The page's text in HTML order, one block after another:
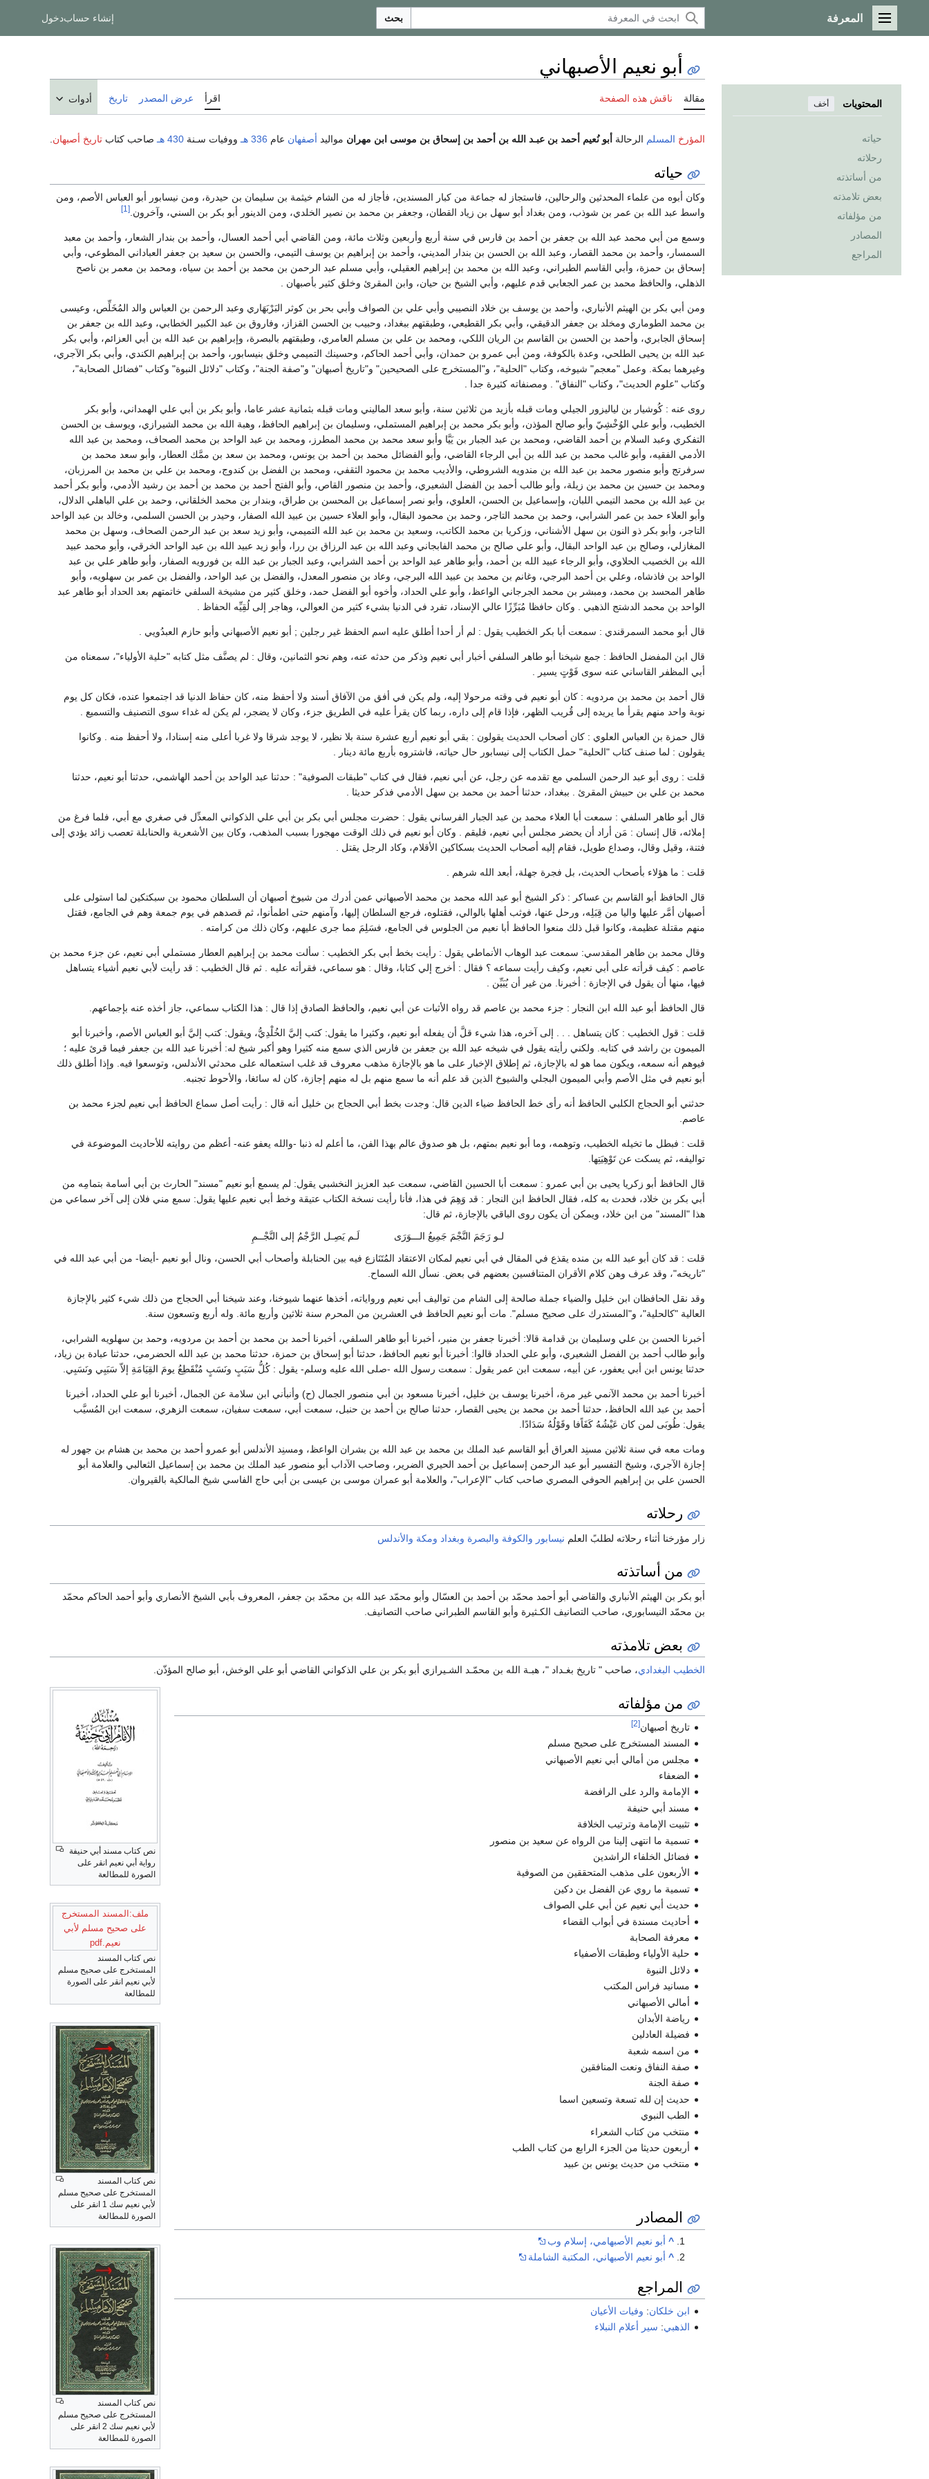
القائمة الرئيسية
المعرفة بحث إنشاء حسابدخول
المحتويات أخف
حياته
رحلاته
من أساتذته
بعض تلامذته
من مؤلفاته
المصادر
المراجع
أبو نعيم الأصبهاني
مقالة ناقش هذه الصفحة اقرأ عرض المصدر تاريخ أدوات
المؤرخ المسلم الرحالة أبو نُعيم أحمد بن عبـد الله بن أحمد بن إسحاق بن موسى ابن مهران مواليد أصفهان عام 336 هـ ووفيات سـنة 430 هـ صاحب كتاب تاريخ أصبهان
حياته
وكان أبوه من علماء المحدثين والرحالين، فاستجاز له جماعة من كبار المسندين، فأجاز له من الشام خيثمة بن سليمان بن حيدرة، ومن نيسابور أبو العباس الأصم، ومن
واسط عبد الله بن عمر بن شوذب، ومن بغداد أبو سهل بن زياد القطان، وجعفر بن محمد بن نصير الخلدي، ومن الدينور أبو بكر بن السني، وآخرون.[1]
وسمع من أبي محمد عبد الله بن جعفر بن أحمد بن فارس في سنة أربع وأربعين وثلاث مائة، ومن القاضي أبي أحمد العسال، وأحمد بن بندار الشعار، وأحمد بن معبد
السمسار، وأحمد بن محمد القصار، وعبد الله بن الحسن بن بندار المديني، وأحمد بن إبراهيم بن يوسف التيمي، والحسن بن سعيد بن جعفر العباداني المطوعي، وأبي
إسحاق بن حمزة، وأبي القاسم الطبراني، وعبد الله بن محمد بن إبراهيم العقيلي، وأبي مسلم عبد الرحمن بن محمد بن أحمد بن سياه، ومحمد بن معمر بن ناصح
الذهلي، والحافظ محمد بن عمر الجعابي قدم عليهم، وأبي الشيخ بن حيان، وابن المقرئ وخلق كثير بأصبهان .
ومن أبي بكر بن الهيثم الأنباري، وأحمد بن يوسف بن خلاد النصيبي وأبي علي بن الصواف وأبي بحر بن كوثر البَرْبَهَاري وعبد الرحمن بن العباس والد المُخَلِّص، وعيسى
بن محمد الطوماري ومخلد بن جعفر الدقيقي، وأبي بكر القطيعي، وطبقتهم ببغداد، وحبيب بن الحسن القزاز، وفاروق بن عبد الكبير الخطابي، وعبد الله بن جعفر بن
إسحاق الجابري، وأحمد بن الحسن بن القاسم بن الريان اللكي، ومحمد بن علي بن مسلم العامري، وطبقتهم بالبصرة، وإبراهيم بن عبد الله بن أبي العزائم، وأبي بكر
عبد الله بن يحيى الطلحي، وعدة بالكوفة، ومن أبي عمرو بن حمدان، وأبي أحمد الحاكم، وحسينك التميمي وخلق بنيسابور، وأحمد بن إبراهيم الكندي، وأبي بكر الآجري،
وغيرهما بمكة. وعمل "معجم" شيوخه، وكتاب "الحلية"، و"المستخرج على الصحيحين" و"تاريخ أصبهان" و"صفة الجنة"، وكتاب "دلائل النبوة" وكتاب "فضائل الصحابة"،
وكتاب "علوم الحديث"، وكتاب "النفاق" . ومصنفاته كثيرة جدا .
روى عنه : كُوشيار بن لياليزور الجيلي ومات قبله بأزيد من ثلاثين سنة، وأبو سعد الماليني ومات قبله بثمانية عشر عاما، وأبو بكر بن أبي علي الهمداني، وأبو بكر
الخطيب، وأبو علي الوُخْشِيّ وأبو صالح المؤذن، وأبو بكر محمد بن إبراهيم المستملي، وسليمان بن إبراهيم الحافظ، وهبة الله بن محمد الشيرازي، ويوسف بن الحسن
التفكري وعبد السلام بن أحمد القاضي، ومحمد بن عبد الجبار بن يَيَّا وأبو سعد محمد بن محمد المطرز، ومحمد بن عبد الواحد بن محمد الصحاف، ومحمد بن عبد الله
الأدمي الفقيه، وأبو غالب محمد بن عبد الله بن أبي الرجاء القاضي، وأبو الفضائل محمد بن أحمد بن يونس، ومحمد بن سعد بن ممَّك العطار، وأبو سعد محمد بن
سرفرتج وأبو منصور محمد بن عبد الله بن مندويه الشروطي، والأديب محمد بن محمود الثقفي، ومحمد بن الفضل بن كندوج، ومحمد بن علي بن محمد بن المرزبان،
ومحمد بن حسين بن محمد بن زيلة، وأبو طالب أحمد بن الفضل الشعيري، وأحمد بن منصور القاص، وأبو الفتح أحمد بن محمد بن أحمد بن رشيد الأدمي، وأبو بكر أحمد
بن عبد الله بن محمد التيمي اللبان، وإسماعيل بن الحسن، العلوي، وأبو نصر إسماعيل بن المحسن بن طراق، وبندار بن محمد الخلقاني، وحمد بن علي الباهلي الدلال،
وأبو العلاء حمد بن عمر الشرابي، وحمد بن محمد التاجر، وحمد بن محمود البقال، وأبو العلاء حسين بن عبيد الله الصفار، وحيدر بن الحسن السلمي، وخالد بن عبد الواحد
التاجر، وأبو بكر ذو النون بن سهل الأشناني، وزكريا بن محمد الكاتب، وسعيد بن محمد بن عبد الله التميمي، وأبو زيد سعد بن عبد الرحمن الصحاف، وسهل بن محمد
المغازلي، وصالح بن عبد الواحد البقال، وأبو علي صالح بن محمد الفابجاني وعبد الله بن عبد الرزاق بن ررا، وأبو زيد عبيد الله بن عبد الواحد الخرقي، وأبو محمد عبيد
الله بن الخصيب الحلاوي، وأبو الرجاء عبيد الله بن أحمد، وأبو طاهر عبد الواحد بن أحمد الشرابي، وعبد الجبار بن عبد الله بن فورويه الصفار، وأبو طاهر علي بن عبد
الواحد بن فاذشاه، وعلي بن أحمد البرجي، وغانم بن محمد بن عبيد الله البرجي، وعاد بن منصور المعدل، والفضل بن عبد الواحد، والفضل بن عمر بن سهلويه، وأبو
طاهر المحسد بن محمد، ومبشر بن محمد الجرجاني الواعظ، وأبو علي الحداد، وأخوه أبو الفضل حمد، وخلق كثير من مشيخة السلفي خاتمتهم بعد الحداد أبو طاهر عبد
الواحد بن محمد الدشتج الذهبي . وكان حافظا مُبَرِّزًا عالي الإسناد، تفرد في الدنيا بشيء كثير من العوالي، وهاجر إلى لُقِيِّه الحفاظ .
قال أبو محمد السمرقندي : سمعت أبا بكر الخطيب يقول : لم أر أحدا أطلق عليه اسم الحفظ غير رجلين ; أبو نعيم الأصبهاني وأبو حازم العبدُويي .
قال ابن المفضل الحافظ : جمع شيخنا أبو طاهر السلفي أخبار أبي نعيم وذكر من حدثه عنه، وهم نحو الثمانين، وقال : لم يصنَّف مثل كتابه "حلية الأولياء"، سمعناه من
أبي المظفر القاساني عنه سوى فَوْتٍ يسير .
قال أحمد بن محمد بن مردويه : كان أبو نعيم في وقته مرحولا إليه، ولم يكن في أفق من الآفاق أسند ولا أحفظ منه، كان حفاظ الدنيا قد اجتمعوا عنده، فكان كل يوم
نوبة واحد منهم يقرأ ما يريده إلى قُريب الظهر، فإذا قام إلى داره، ربما كان يقرأ عليه في الطريق جزء، وكان لا يضجر، لم يكن له غداء سوى التصنيف والتسميع .
قال حمزة بن العباس العلوي : كان أصحاب الحديث يقولون : بقي أبو نعيم أربع عشرة سنة بلا نظير، لا يوجد شرقا ولا غربا أعلى منه إسنادا، ولا أحفظ منه . وكانوا
يقولون : لما صنف كتاب "الحلية" حمل الكتاب إلى نيسابور حال حياته، فاشتروه بأربع مائة دينار .
قلت : روى أبو عبد الرحمن السلمي مع تقدمه عن رجل، عن أبي نعيم، فقال في كتاب "طبقات الصوفية" : حدثنا عبد الواحد بن أحمد الهاشمي، حدثنا أبو نعيم، حدثنا
محمد بن علي بن حبيش المقرئ . ببغداد، حدثنا أحمد بن محمد بن سهل الأدمي فذكر حديثا .
قال أبو طاهر السلفي : سمعت أبا العلاء محمد بن عبد الجبار الفرساني يقول : حضرت مجلس أبي بكر بن أبي علي الذكواني المعدِّل في صغري مع أبي، فلما فرغ من
إملائه، قال إنسان : مَن أراد أن يحضر مجلس أبي نعيم، فليقم . وكان أبو نعيم في ذلك الوقت مهجورا بسبب المذهب، وكان بين الأشعرية والحنابلة تعصب زائد يؤدي إلى
فتنة، وقيل وقال، وصداع طويل، فقام إليه أصحاب الحديث بسكاكين الأقلام، وكاد الرجل يقتل .
قلت : ما هؤلاء بأصحاب الحديث، بل فجرة جهلة، أبعد الله شرهم .
قال الحافظ أبو القاسم بن عساكر : ذكر الشيخ أبو عبد الله محمد بن محمد الأصبهاني عمن أدرك من شيوخ أصبهان أن السلطان محمود بن سبكتكين لما استولى على
أصبهان أمَّر عليها واليا من قِبَلِه، ورحل عنها، فوثب أهلها بالوالي، فقتلوه، فرجع السلطان إليها، وآمنهم حتى اطمأنوا، ثم قصدهم في يوم جمعة وهم في الجامع، فقتل
منهم مقتلة عظيمة، وكانوا قبل ذلك منعوا الحافظ أبا نعيم من الجلوس في الجامع، فسَلِمَ مما جرى عليهم، وكان ذلك من كرامته .
وقال محمد بن طاهر المقدسي: سمعت عبد الوهاب الأنماطي يقول : رأيت بخط أبي بكر الخطيب : سألت محمد بن إبراهيم العطار مستملي أبي نعيم، عن جزء محمد بن
عاصم : كيف قرأته على أبي نعيم، وكيف رأيت سماعه ؟ فقال : أخرج إلي كتابا، وقال : هو سماعي، فقرأته عليه . ثم قال الخطيب : قد رأيت لأبي نعيم أشياء يتساهل
فيها، منها أن يقول في الإجازة : أخبرنا. من غير أن يُبَيِّن .
قال الحافظ أبو عبد الله ابن النجار : جزء محمد بن عاصم قد رواه الأثبات عن أبي نعيم، والحافظ الصادق إذا قال : هذا الكتاب سماعي، جاز أخذه عنه بإجماعهم.
قلت : قول الخطيب : كان يتساهل . . . إلى آخره، هذا شيء قلَّ أن يفعله أبو نعيم، وكثيرا ما يقول: كتب إليَّ الخُلْدِيُّ، ويقول: كتب إليَّ أبو العباس الأصم، وأخبرنا أبو
الميمون بن راشد في كتابه. ولكني رأيته يقول في شيخه عبد الله بن جعفر بن فارس الذي سمع منه كثيرا وهو أكبر شيخ له: أخبرنا عبد الله بن جعفر فيما قرئ عليه ؛
فيوهم أنه سمعه، ويكون مما هو له بالإجازة، ثم إطلاق الإخبار على ما هو بالإجازة مذهب معروف قد غلب استعماله على محدثي الأندلس، وتوسعوا فيه. وإذا أطلق ذلك
أبو نعيم في مثل الأصم وأبي الميمون البجلي والشيوخ الذين قد علم أنه ما سمع منهم بل له منهم إجازة، كان له سائغا، والأحوط تجنبه.
حدثني أبو الحجاج الكلبي الحافظ أنه رأى خط الحافظ ضياء الدين قال: وجدت بخط أبي الحجاج بن خليل أنه قال : رأيت أصل سماع الحافظ أبي نعيم لجزء محمد بن
عاصم.
قلت : فبطل ما تخيله الخطيب، وتوهمه، وما أبو نعيم بمتهم، بل هو صدوق عالم بهذا الفن، ما أعلم له ذنبا -والله يعفو عنه- أعظم من روايته للأحاديث الموضوعة في
تواليفه، ثم يسكت عن تَوْهِيَتِها.
قال الحافظ أبو زكريا يحيى بن أبي عمرو : سمعت أبا الحسين القاضي، سمعت عبد العزيز النخشبي يقول: لم يسمع أبو نعيم "مسند" الحارث بن أبي أسامة بتمامِه من
أبي بكر بن خلاد، فحدث به كله، فقال الحافظ ابن النجار : قد وَهِمَ في هذا، فأنا رأيت نسخة الكتاب عتيقة وخط أبي نعيم عليها يقول: سمع مني فلان إلى آخر سماعي من
هذا "المسند" من ابن خلاد، ويمكن أن يكون روى الباقي بالإجازة، ثم قال:
لـو رَجَمَ النَّجْمَ جَمِيعُ الـــوَرَى
لَـم يَصِـل الرَّجْمُ إلى النَّجْــمِ
قلت : قد كان أبو عبد الله بن منده يقذع في المقال في أبي نعيم لمكان الاعتقاد المُتَنَازع فيه بين الحنابلة وأصحاب أبي الحسن، ونال أبو نعيم -أيضا- من أبي عبد الله في
"تاريخه"، وقد عرف وهن كلام الأقران المتنافسين بعضهم في بعض. نسأل الله السماح.
وقد نقل الحافظان ابن خليل والضياء جملة صالحة إلى الشام من تواليف أبي نعيم ورواياته، أخذها عنهما شيوخنا، وعند شيخنا أبي الحجاج من ذلك شيء كثير بالإجازة
العالية "كالحلية"، و"المستدرك على صحيح مسلم". مات أبو نعيم الحافظ في العشرين من المحرم سنة ثلاثين وأربع مائة. وله أربع وتسعون سنة.
أخبرنا الحسن بن علي وسليمان بن قدامة قالا: أخبرنا جعفر بن منير، أخبرنا أبو طاهر السلفي، أخبرنا أحمد بن محمد بن أحمد بن مردويه، وحمد بن سهلويه الشرابي،
وأبو طالب أحمد بن الفضل الشعيري، وأبو علي الحداد قالوا: أخبرنا أبو نعيم الحافظ، حدثنا أبو إسحاق بن حمزة، حدثنا محمد بن عبد الله الحضرمي، حدثنا عبادة بن زياد،
حدثنا يونس ابن أبي يعفور، عن أبيه، سمعت ابن عمر يقول : سمعت رسول الله -صلى الله عليه وسلم- يقول : كُلُّ سَبَبٍ ونَسَبٍ مُنْقَطِعُ يومَ القِيَامَةِ إلاّ سَبَبِي ونَسَبِي.
أخبرنا أحمد بن محمد الآنمي غير مرة، أخبرنا يوسف بن خليل، أخبرنا مسعود بن أبي منصور الجمال (ح) وأنبأني ابن سلامة عن الجمال، أخبرنا أبو علي الحداد، أخبرنا
أحمد بن عبد الله الحافظ، حدثنا أحمد بن محمد بن يحيى القصار، حدثنا صالح بن أحمد بن حنبل، سمعت أبي، سمعت سفيان، سمعت الزهري، سمعت ابن المُسيَّب
يقول: طُوبَى لمن كان عَيْشُهُ كَفَاًفا وقَوْلُهُ سَدَادًا.
ومات معه في سنة ثلاثين مسنِد العراق أبو القاسم عبد الملك بن محمد بن عبد الله بن بشران الواعظ، ومسنِد الأندلس أبو عمرو أحمد بن محمد بن هشام بن جهور له
إجازة الآجري، وشيخ التفسير أبو عبد الرحمن إسماعيل بن أحمد الحيري الضرير، وصاحب الآداب أبو منصور عبد الملك بن محمد بن إسماعيل الثعالبي والعلامة أبو
الحسن علي بن إبراهيم الحوفي المصري صاحب كتاب "الإعراب"، والعلامة أبو عمران موسى بن عيسى بن أبي حاج الفاسي شيخ المالكية بالقيروان.
رحلاته
زار مؤرخنا أثناء رحلاته لطلبً العلم نيسابور والكوفة والبصرة وبغداد ومكة والأندلس
من أساتذته
أبو بكر بن الهيثم الأنباري والقاضي أبو أحمد محمّد بن أحمد بن العسّال وأبو محمّد عبد الله بن محمّد بن جعفر، المعروف بأبي الشيخ الأنصاري وأبو أحمد الحاكم محمّد
بن محمّد النيسابوري، صاحب التصانيف الكـثيرة وأبو القاسم الطبراني صاحب التصانيف.
بعض تلامذته
الخطيب البغدادي، صاحب " تاريخ بغـداد "، هبـة الله بن محمّـد الشـيرازي أبو بكر بن علي الذكواني القاضي أبو علي الوخش، أبو صالح المؤذّن.
نص كتاب مسند أبي حنيفة
رواية أبي نعيم انقر على
الصورة للمطالعة
ملف:المسند المستخرج
على صحيح مسلم لأبي
نعيم.pdf
نص كتاب المسند
المستخرج على صحيح مسلم
لأبي نعيم انقر على الصورة
للمطالعة
نص كتاب المسند
المستخرج على صحيح مسلم
لأبي نعيم سك 1 انقر على
الصورة للمطالعة
نص كتاب المسند
المستخرج على صحيح مسلم
لأبي نعيم سك 2 انقر على
الصورة للمطالعة
من مؤلفاته
تاريخ أصبهان[2]
المسند المستخرج على صحيح مسلم
مجلس من أمالي أبي نعيم الأصبهاني
الضعفاء
الإمامة والرد على الرافضة
مسند أبي حنيفة
تثبيت الإمامة وترتيب الخلافة
تسمية ما انتهى إلينا من الرواه عن سعيد بن منصور
فضائل الخلفاء الراشدين
الأربعون على مذهب المتحققين من الصوفية
تسمية ما روي عن الفضل بن دكين
حديث أبي نعيم عن أبي علي الصواف
أحاديث مسندة في أبواب القضاء
معرفة الصحابة
حلية الأولياء وطبقات الأصفياء
دلائل النبوة
مسانيد فراس المكتب
أمالي الأصبهاني
رياضة الأبدان
فضيلة العادلين
من اسمه شعبة
صفة النفاق ونعت المنافقين
صفة الجنة
حديث إن لله تسعة وتسعين اسما
الطب النبوي
منتخب من كتاب الشعراء
أربعون حديثا من الجزء الرابع من كتاب الطب
منتخب من حديث يونس بن عبيد
المصادر
^ أبو نعيم الأصبهامي، إسلام وب
^ أبو نعيم الأصبهاني، المكتبة الشاملة
المراجع
ابن خلكان: وفيات الأعيان
الذهبي: سير أعلام النبلاء